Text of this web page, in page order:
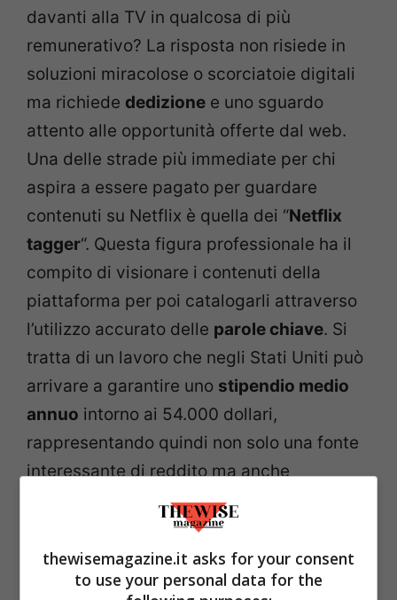
davanti alla TV in qualcosa di più
remunerativo? La risposta non risiede in
soluzioni miracolose o scorciatoie digitali
ma richiede dedizione e uno sguardo
attento alle opportunità offerte dal web.
Una delle strade più immediate per chi
aspira a essere pagato per guardare
contenuti su Netflix è quella dei “Netflix
tagger“. Questa figura professionale ha il
compito di visionare i contenuti della
piattaforma per poi catalogarli attraverso
l’utilizzo accurato delle parole chiave. Si
tratta di un lavoro che negli Stati Uniti può
arrivare a garantire uno stipendio medio
annuo intorno ai 54.000 dollari,
rappresentando quindi non solo una fonte
interessante di reddito ma anche
un’opportunità professionale stimolante
per gli appassionati del settore.
thewisemagazine.it asks for your consent
to use your personal data for the